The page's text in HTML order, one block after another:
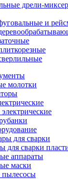
дрели-
и
молотки
для сварки
для сварки
аппараты
маски
пылесосы